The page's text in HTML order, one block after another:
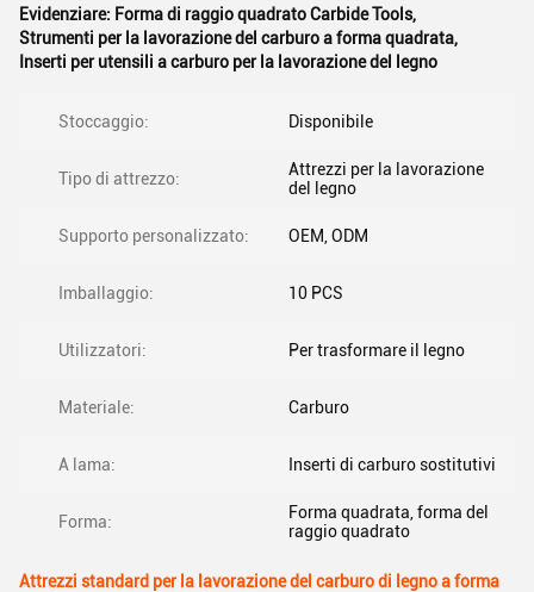
Evidenziare: Forma di raggio quadrato Carbide Tools,
Strumenti per la lavorazione del carburo a forma quadrata,
Inserti per utensili a carburo per la lavorazione del legno
Stoccaggio: Disponibile
Tipo di attrezzo:
Attrezzi per la lavorazione
del legno
Supporto personalizzato: OEM, ODM
Imballaggio: 10 PCS
Utilizzatori: Per trasformare il legno
Materiale: Carburo
A lama: Inserti di carburo sostitutivi
Forma:
Forma quadrata, forma del
raggio quadrato
Attrezzi standard per la lavorazione del carburo di legno a forma